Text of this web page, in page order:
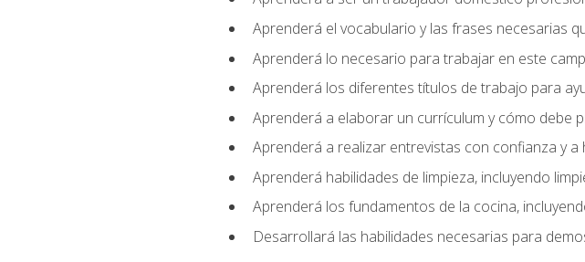
Aprenderá el vocabulario y las frases necesarias
Aprenderá lo necesario para trabajar en este
Aprenderá los diferentes títulos de trabajo para
Aprenderá a elaborar un currículum y cómo debe
Aprenderá a realizar entrevistas con confianza y
Aprenderá habilidades de limpieza, incluyendo
Aprenderá los fundamentos de la cocina,
Desarrollará las habilidades necesarias para